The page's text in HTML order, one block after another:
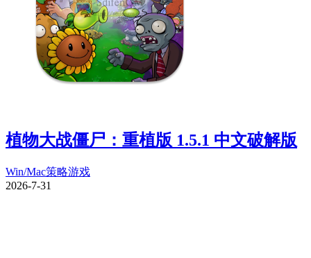
植物大战僵尸：重植版 1.5.1 中文破解版
Win/Mac策略游戏
2026-7-31